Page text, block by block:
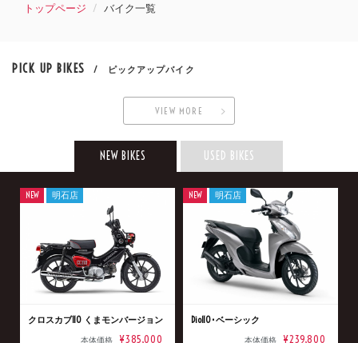
トップページ バイク一覧
PICK UP BIKES / ピックアップバイク
VIEW MORE
NEW BIKES USED BIKES
クロスカブ110 くまモンバージョン
本体価格 ¥385,000
NEW 明石店
Dio110･ベーシック
本体価格 ¥239,800
NEW 明石店